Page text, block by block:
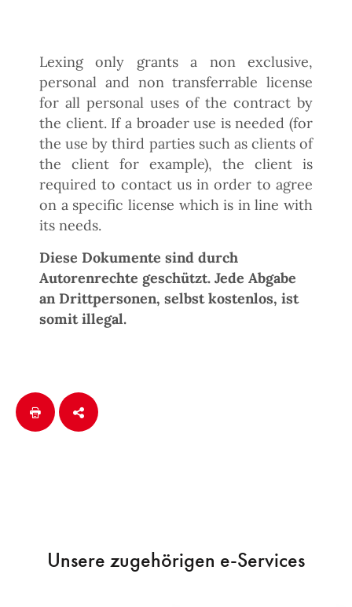
Lexing only grants a non exclusive,
personal and non transferrable license
for all personal uses of the contract by
the client. If a broader use is needed (for
the use by third parties such as clients of
the client for example), the client is
required to contact us in order to agree
on a specific license which is in line with
its needs.
Diese Dokumente sind durch
Autorenrechte geschützt. Jede Abgabe
an Drittpersonen, selbst kostenlos, ist
somit illegal.
Unsere zugehörigen e-Services